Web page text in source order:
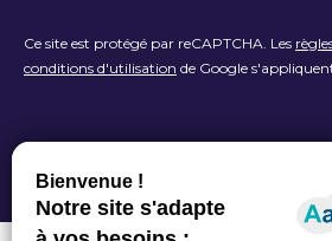
Ce site est protégé par reCAPTCHA. Les
conditions d'utilisation de Google